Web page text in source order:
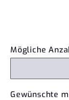
Mögliche
Gewünschte